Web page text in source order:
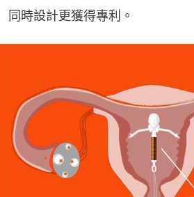
同時設計更獲得專利。